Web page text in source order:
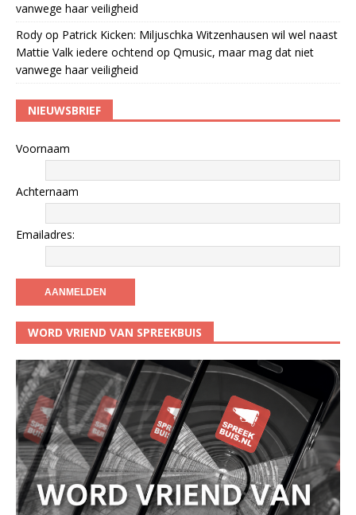
vanwege haar veiligheid
Rody op Patrick Kicken: Miljuschka Witzenhausen wil wel naast
Mattie Valk iedere ochtend op Qmusic, maar mag dat niet
vanwege haar veiligheid
NIEUWSBRIEF
Voornaam
Achternaam
Emailadres:
WORD VRIEND VAN SPREEKBUIS